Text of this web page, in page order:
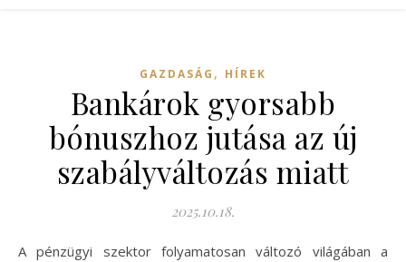
GAZDASÁG , HÍREK
Bankárok gyorsabb
bónuszhoz jutása az új
szabályváltozás miatt
2025.10.18.
A pénzügyi szektor folyamatosan változó világában a